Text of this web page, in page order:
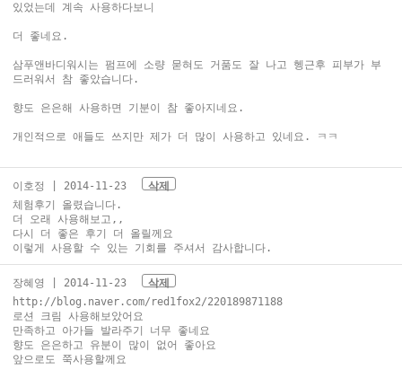
있었는데 계속 사용하다보니
더 좋네요.
삼푸앤바디워시는 펌프에 소량 묻혀도 거품도 잘 나고 헹근후 피부가 부
드러워서 참 좋았습니다.
향도 은은해 사용하면 기분이 참 좋아지네요.
개인적으로 애들도 쓰지만 제가 더 많이 사용하고 있네요. ㅋㅋ
이호정 | 2014-11-23
삭제
체험후기 올렸습니다.
더 오래 사용해보고,,
다시 더 좋은 후기 더 올릴께요
이렇게 사용할 수 있는 기회를 주셔서 감사합니다.
장혜영 | 2014-11-23
삭제
http://blog.naver.com/red1fox2/220189871188
로션 크림 사용해보았어요
만족하고 아가들 발라주기 너무 좋네요
향도 은은하고 유분이 많이 없어 좋아요
앞으로도 쭉사용할께요